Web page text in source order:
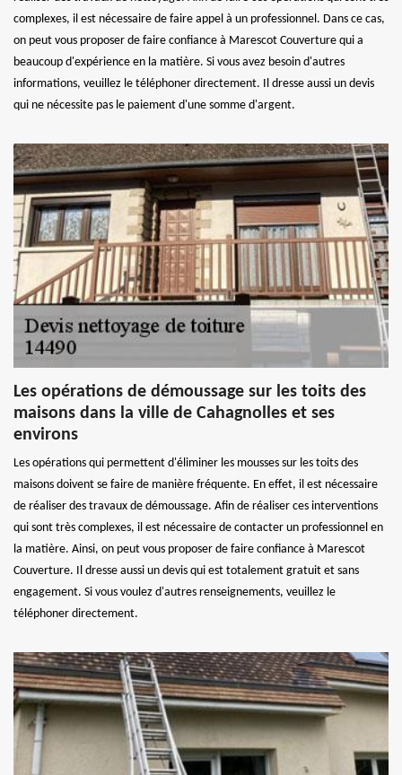
complexes, il est nécessaire de faire appel à un professionnel. Dans ce cas,
on peut vous proposer de faire confiance à Marescot Couverture qui a
beaucoup d'expérience en la matière. Si vous avez besoin d'autres
informations, veuillez le téléphoner directement. Il dresse aussi un devis
qui ne nécessite pas le paiement d'une somme d'argent.
Les opérations de démoussage sur les toits des
maisons dans la ville de Cahagnolles et ses
environs
Les opérations qui permettent d'éliminer les mousses sur les toits des
maisons doivent se faire de manière fréquente. En effet, il est nécessaire
de réaliser des travaux de démoussage. Afin de réaliser ces interventions
qui sont très complexes, il est nécessaire de contacter un professionnel en
la matière. Ainsi, on peut vous proposer de faire confiance à Marescot
Couverture. Il dresse aussi un devis qui est totalement gratuit et sans
engagement. Si vous voulez d'autres renseignements, veuillez le
téléphoner directement.